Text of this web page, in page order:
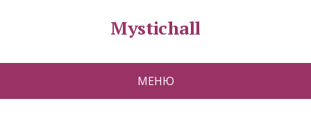
Mystichall
МЕНЮ